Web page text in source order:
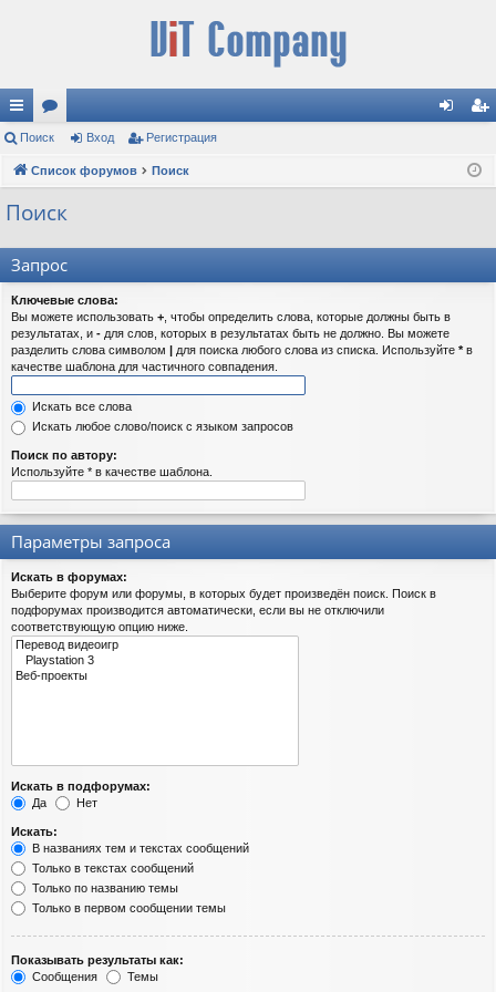
с
ы
лк
ор
ум ис
Поиск Вход Регистрация
Список форумов Поиск
Поиск
Запрос
Ключевые слова:
Вы можете использовать + , чтобы определить слова, которые должны быть в
результатах, и - для слов, которых в результатах быть не должно. Вы можете
разделить слова символом | для поиска любого слова из списка. Используйте *в
качестве шаблона для частичного совпадения.
Искать все слова
Искать любое слово/поиск с языком запросов
Поиск по автору:
Используйте * в качестве шаблона.
Параметры запроса
Искать в форумах:
Выберите форум или форумы, в которых будет произведён поиск. Поиск в
подфорумах производится автоматически, если вы не отключили
соответствующую опцию ниже.
Искать в подфорумах:
Да
Нет
Искать:
В названиях тем и текстах сообщений
Только в текстах сообщений
Только по названию темы
Только в первом сообщении темы
Показывать результаты как:
Сообщения
Темы